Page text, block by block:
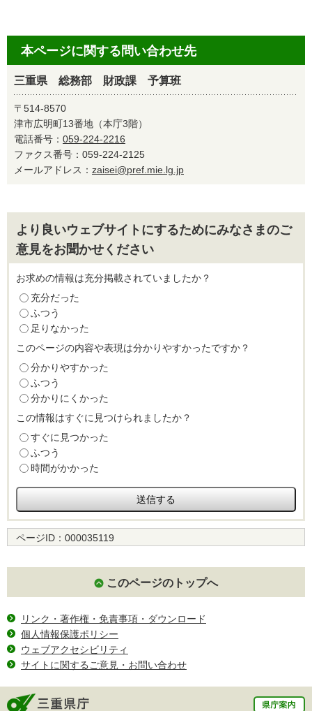
本ページに関する問い合わせ先
三重県 総務部 財政課 予算班
〒514-8570
津市広明町13番地（本庁3階）
電話番号： 059-224-2216
ファクス番号：059-224-2125
メールアドレス： zaisei@pref.mie.lg.jp
より良いウェブサイトにするためにみなさまのご
意見をお聞かせください
お求めの情報は充分掲載されていましたか？
充分だった
ふつう
足りなかった
このページの内容や表現は分かりやすかったですか？
分かりやすかった
ふつう
分かりにくかった
この情報はすぐに見つけられましたか？
すぐに見つかった
ふつう
時間がかかった
ページID： 000035119
このページのトップへ
リンク・著作権・免責事項・ダウンロード
個人情報保護ポリシー
ウェブアクセシビリティ
サイトに関するご意見・お問い合わせ